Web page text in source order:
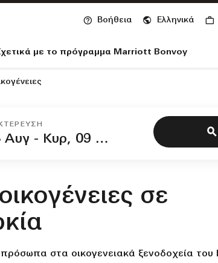
Βοήθεια
Ανοίγει νέο παράθυρο
Ελληνικά
με το πρόγραμμα Marriott Bonvoy
σε
στα οικογενειακά ξενοδοχεία